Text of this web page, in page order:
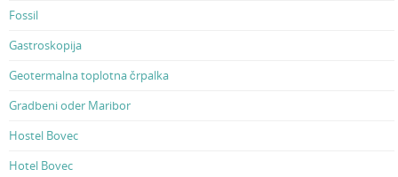
Fossil
Gastroskopija
Geotermalna toplotna črpalka
Gradbeni oder Maribor
Hostel Bovec
Hotel Bovec